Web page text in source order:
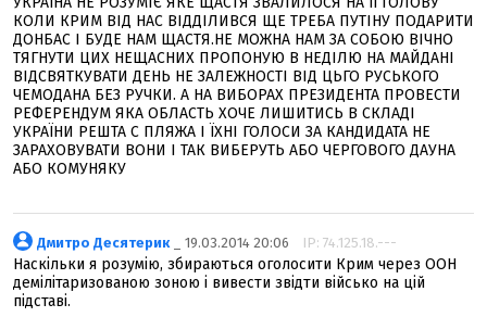
КОЛИ КРИМ ВІД НАС ВІДДІЛИВСЯ ЩЕ ТРЕБА ПУТІНУ ПОДАРИТИ
ДОНБАС І БУДЕ НАМ ЩАСТЯ.НЕ МОЖНА НАМ ЗА СОБОЮ ВІЧНО
ТЯГНУТИ ЦИХ НЕЩАСНИХ ПРОПОНУЮ В НЕДІЛЮ НА МАЙДАНІ
ВІДСВЯТКУВАТИ ДЕНЬ НЕ ЗАЛЕЖНОСТІ ВІД ЦЬГО РУСЬКОГО
ЧЕМОДАНА БЕЗ РУЧКИ. А НА ВИБОРАХ ПРЕЗИДЕНТА ПРОВЕСТИ
РЕФЕРЕНДУМ ЯКА ОБЛАСТЬ ХОЧЕ ЛИШИТИСЬ В СКЛАДІ
УКРАЇНИ РЕШТА С ПЛЯЖА І ЇХНІ ГОЛОСИ ЗА КАНДИДАТА НЕ
ЗАРАХОВУВАТИ ВОНИ І ТАК ВИБЕРУТЬ АБО ЧЕРГОВОГО ДАУНА
АБО КОМУНЯКУ
Дмитро Десятерик_ 19.03.2014 20:06 IP: 74.125.18.---
Наскільки я розумію, збираються оголосити Крим через ООН
демілітаризованою зоною і вивести звідти військо на цій
підставі.